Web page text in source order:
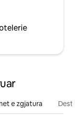
e zgjatura